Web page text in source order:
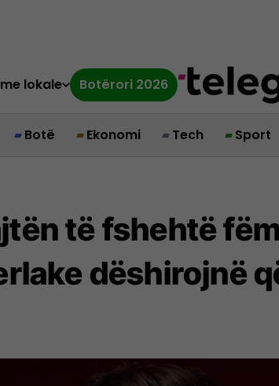
lokale Botërori 2026
Botë Ekonomi Tech Sport
të fshehtë
dëshirojnë